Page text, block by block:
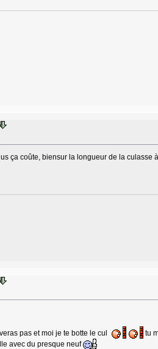
ça coûte, biensur la longueur de la culasse
pas et moi je te botte le cul
tu
avec du presque neuf